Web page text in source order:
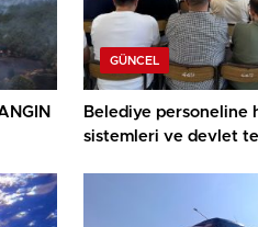
GÜNCEL
Belediye personeline
sistemleri ve devlet